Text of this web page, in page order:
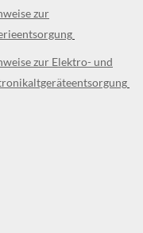
zur
zur Elektro- und